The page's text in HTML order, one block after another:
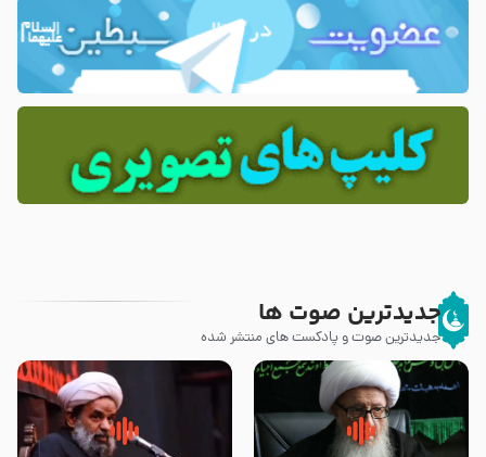
جدیدترین صوت ها
جدیدترین صوت و پادکست های منتشر شده